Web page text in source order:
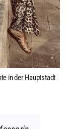
in der Hauptstadt